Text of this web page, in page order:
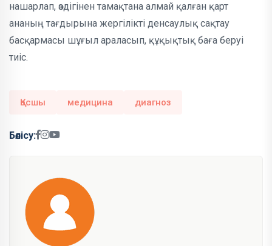
нашарлап, өздігінен тамақтана алмай қалған қарт
ананың тағдырына жергілікті денсаулық сақтау
басқармасы шұғыл араласып, құқықтық баға беруі
тиіс.
Қосшы медицина диагноз
Бөлісу: